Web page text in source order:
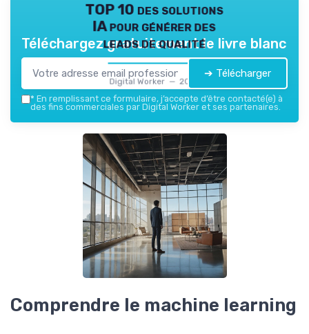
TOP 10 des solutions
IA pour générer des
leads de qualité
Digital Worker — 2026
Téléchargez gratuitement le livre blanc
➔ Télécharger
* En remplissant ce formulaire, j’accepte d’être contacté(e) à
des fins commerciales par Digital Worker et ses partenaires.
Comprendre le machine learning